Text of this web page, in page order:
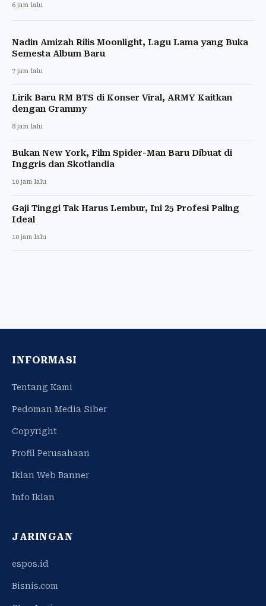
6 jam lalu
Nadin Amizah Rilis Moonlight, Lagu Lama yang Buka
Semesta Album Baru
7 jam lalu
Lirik Baru RM BTS di Konser Viral, ARMY Kaitkan
dengan Grammy
8 jam lalu
Bukan New York, Film Spider-Man Baru Dibuat di
Inggris dan Skotlandia
10 jam lalu
Gaji Tinggi Tak Harus Lembur, Ini 25 Profesi Paling
Ideal
10 jam lalu
INFORMASI
Tentang Kami
Pedoman Media Siber
Copyright
Profil Perusahaan
Iklan Web Banner
Info Iklan
JARINGAN
espos.id
Bisnis.com